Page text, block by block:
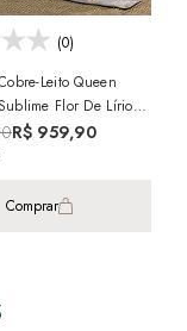
(0)
Leito Queen
Flor De Lírio
Algodão Cetim
R$ 959,90
Comprar